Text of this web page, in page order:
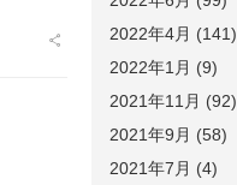
2022年4月 (141)
2022年1月 (9)
2021年11月 (92)
2021年9月 (58)
2021年7月 (4)